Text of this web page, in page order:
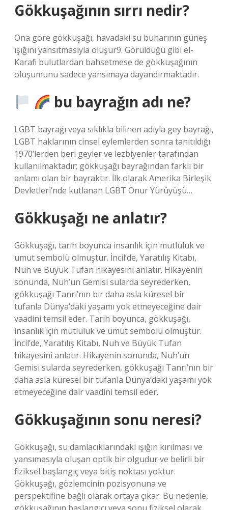
Gökkuşağının sırrı nedir?
Ona göre gökkuşağı, havadaki su buharının güneş
ışığını yansıtmasıyla oluşur9. Görüldüğü gibi el-
Karafi bulutlardan bahsetmese de gökkuşağının
oluşumunu sadece yansımaya dayandırmaktadır.
bu bayrağın adı ne?
LGBT bayrağı veya sıklıkla bilinen adıyla gey bayrağı,
LGBT haklarının cinsel eylemlerden sonra tanıtıldığı
1970’lerden beri geyler ve lezbiyenler tarafından
kullanılmaktadır; gökkuşağı bayrağından farklı bir
anlamı olan bir bayraktır. İlk olarak Amerika Birleşik
Devletleri’nde kutlanan LGBT Onur Yürüyüşü…
Gökkuşağı ne anlatır?
Gökkuşağı, tarih boyunca insanlık için mutluluk ve
umut sembolü olmuştur. İncil’de, Yaratılış Kitabı,
Nuh ve Büyük Tufan hikayesini anlatır. Hikayenin
sonunda, Nuh’un Gemisi sularda seyrederken,
gökkuşağı Tanrı’nın bir daha asla küresel bir
tufanla Dünya’daki yaşamı yok etmeyeceğine dair
vaadini temsil eder. Tarih boyunca, gökkuşağı,
insanlık için mutluluk ve umut sembolü olmuştur.
İncil’de, Yaratılış Kitabı, Nuh ve Büyük Tufan
hikayesini anlatır. Hikayenin sonunda, Nuh’un
Gemisi sularda seyrederken, gökkuşağı Tanrı’nın bir
daha asla küresel bir tufanla Dünya’daki yaşamı yok
etmeyeceğine dair vaadini temsil eder.
Gökkuşağının sonu neresi?
Gökkuşağı, su damlacıklarındaki ışığın kırılması ve
yansımasıyla oluşan optik bir olgudur ve belirli bir
fiziksel başlangıç ​​veya bitiş noktası yoktur.
Gökkuşağı, gözlemcinin pozisyonuna ve
perspektifine bağlı olarak ortaya çıkar. Bu nedenle,